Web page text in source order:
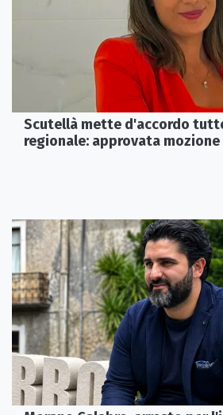
Scutellà mette d'accordo
regionale: approvata